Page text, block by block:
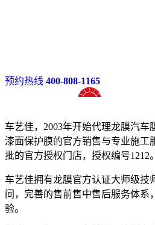
预约热线 400-808-1165
车艺佳，2003年开始代理龙膜汽
漆面保护膜的官方销售与专业施工
批的官方授权门店，授权编号1212。
车艺佳拥有龙膜官方认证大师级技
间，完善的售前售中售后服务体系
验。